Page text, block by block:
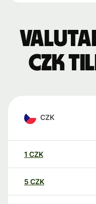
CZK
CZK
1 CZK
5 CZK